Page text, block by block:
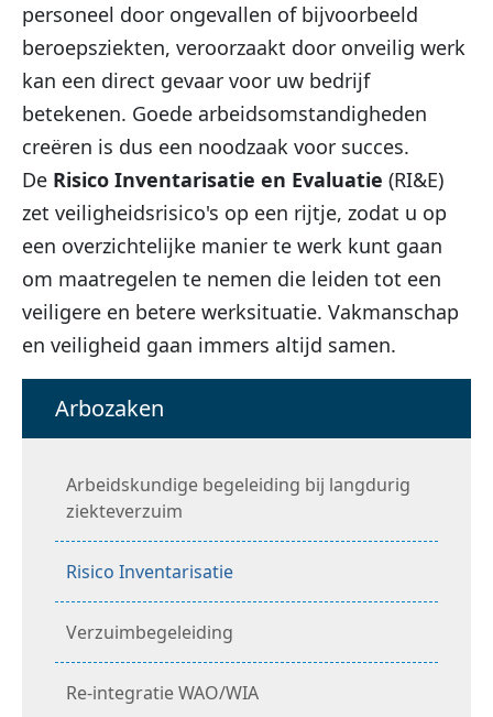
personeel door ongevallen of bijvoorbeeld
beroepsziekten, veroorzaakt door onveilig werk
kan een direct gevaar voor uw bedrijf
betekenen. Goede arbeidsomstandigheden
creëren is dus een noodzaak voor succes.
De Risico Inventarisatie en Evaluatie (RI&E)
zet veiligheidsrisico's op een rijtje, zodat u op
een overzichtelijke manier te werk kunt gaan
om maatregelen te nemen die leiden tot een
veiligere en betere werksituatie. Vakmanschap
en veiligheid gaan immers altijd samen.
Arbozaken
Arbeidskundige begeleiding bij langdurig
ziekteverzuim
Risico Inventarisatie
Verzuimbegeleiding
Re-integratie WAO/WIA